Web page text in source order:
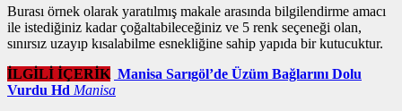
Burası örnek olarak yaratılmış makale arasında bilgilendirme amacı
ile istediğiniz kadar çoğaltabileceğiniz ve 5 renk seçeneği olan,
sınırsız uzayıp kısalabilme esnekliğine sahip yapıda bir kutucuktur.
İLGİLİ İÇERİK Manisa Sarıgöl’de Üzüm Bağlarını Dolu
Vurdu Hd Manisa